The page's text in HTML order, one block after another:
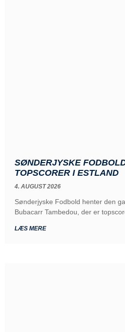
SØNDERJYSKE
TOPSCORER I ESTLAND
4. AUGUST 2026
Sønderjyske Fodbold henter den
Bubacarr Tambedou, der er
LÆS MERE